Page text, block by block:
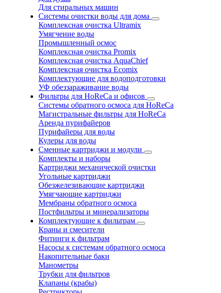
Для стиральных машин
Системы очистки воды для дома
Комплексная очистка Ultramix
Умягчение воды
Промышленный осмос
Комплексная очистка Promix
Комплексная очистка AquaChief
Комплексная очистка Ecomix
Комплектующие для водоподготовки
УФ обеззараживание воды
Фильтры для HoReCa и офисов
Системы обратного осмоса для HoReCa
Магистральные фильтры для HoReCa
Аренда пурифайеров
Пурифайеры для воды
Кулеры для воды
Сменные картриджи и модули
Комплекты и наборы
Картриджи механической очистки
Угольные картриджи
Обезжелезивающие картриджи
Умягчающие картриджи
Мембраны обратного осмоса
Постфильтры и минерализаторы
Комплектующие к фильтрам
Краны и смесители
Фитинги к фильтрам
Насосы к системам обратного осмоса
Накопительные баки
Манометры
Трубки для фильтров
Клапаны (крабы)